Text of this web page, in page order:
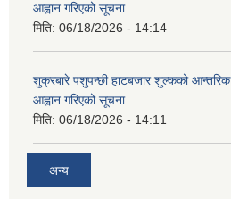
आह्वान गरिएको सूचना
मिति: 06/18/2026 - 14:14
शुक्रबारे पशुपन्छी हाटबजार शुल्कको
आह्वान गरिएको सूचना
मिति: 06/18/2026 - 14:11
अन्य